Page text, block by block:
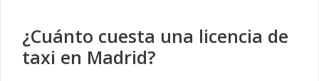
¿Cuánto cuesta una licencia de
taxi en Madrid?